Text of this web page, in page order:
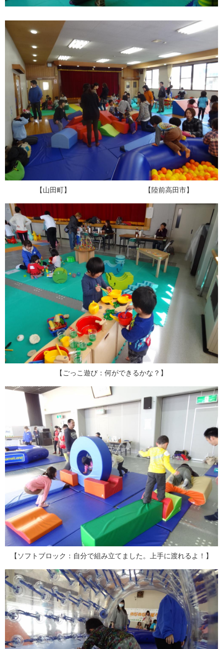
【山田町】 【陸前高田市】
【ごっこ遊び：何ができるかな？】
【ソフトブロック：自分で組み立てました。上手に渡れるよ！】